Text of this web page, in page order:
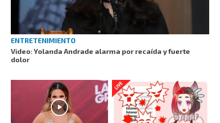
ENTRETENIMIENTO
Video: Yolanda Andrade alarma por recaída y fuerte
dolor